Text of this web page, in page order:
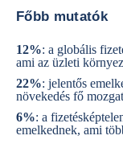
Főbb mutatók
12%: a globális
ami az üzleti
22%: jelentős
növekedés fő
6%: a
emelkednek, ami